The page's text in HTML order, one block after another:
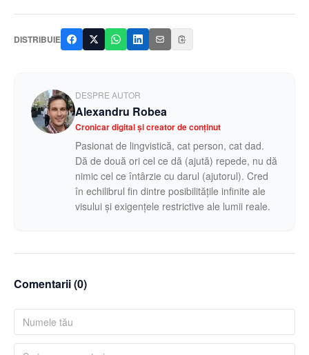
DISTRIBUIE
DESPRE AUTOR
Alexandru Robea
Cronicar digital și creator de conținut
Pasionat de lingvistică, cat person, cat dad.
Dă de două ori cel ce dă (ajută) repede, nu dă
nimic cel ce întârzie cu darul (ajutorul). Cred
în echilibrul fin dintre posibilitățile infinite ale
visului și exigențele restrictive ale lumii reale.
Comentarii (0)